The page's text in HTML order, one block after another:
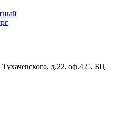
д.22, оф.425, БЦ